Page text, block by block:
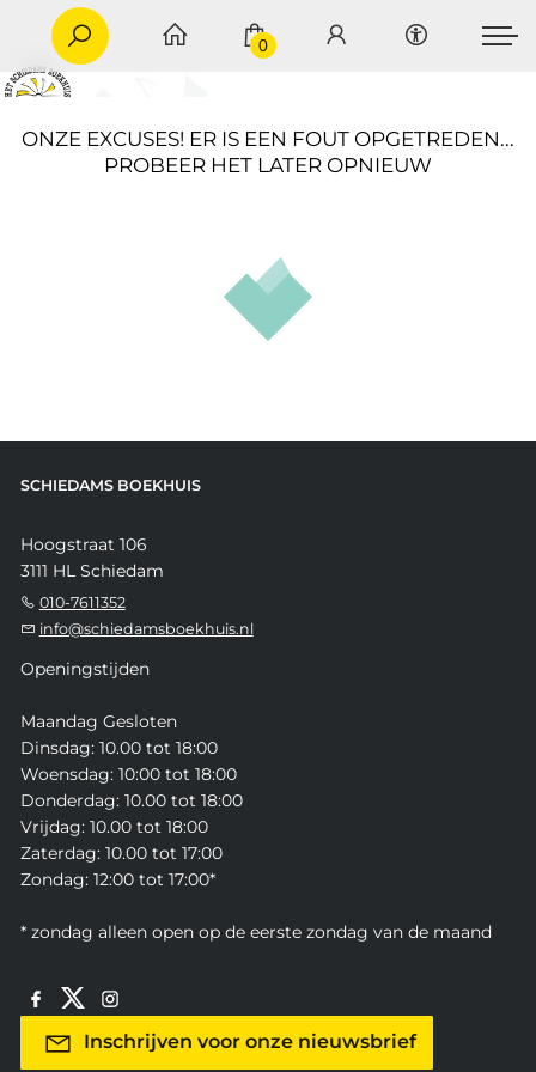
0
ONZE EXCUSES! ER IS EEN FOUT OPGETREDEN...
PROBEER HET LATER OPNIEUW
SCHIEDAMS BOEKHUIS
Hoogstraat 106
3111 HL Schiedam
010-7611352
info@schiedamsboekhuis.nl
Openingstijden
Maandag Gesloten
Dinsdag: 10.00 tot 18:00
Woensdag: 10:00 tot 18:00
Donderdag: 10.00 tot 18:00
Vrijdag: 10.00 tot 18:00
Zaterdag: 10.00 tot 17:00
Zondag: 12:00 tot 17:00*
* zondag alleen open op de eerste zondag van de maand
Inschrijven voor onze nieuwsbrief